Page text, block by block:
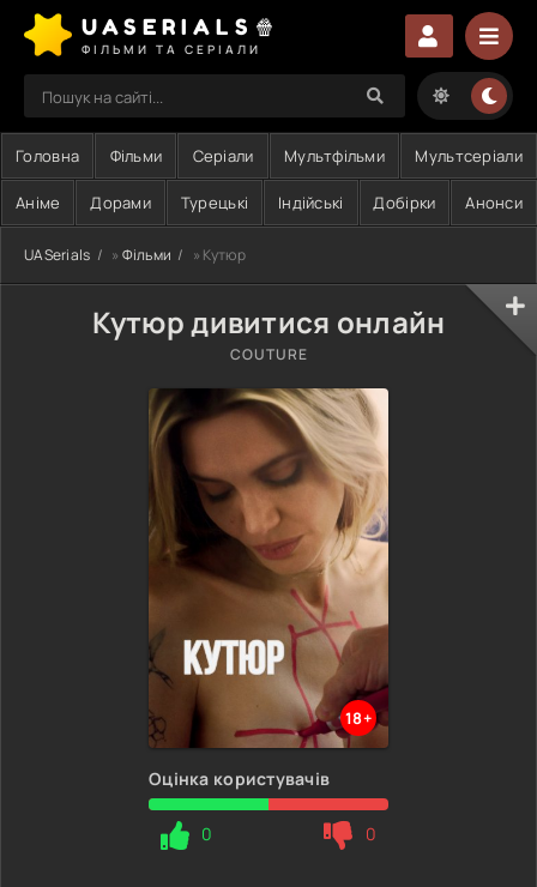
UASERIALS🍿
ФІЛЬМИ ТА СЕРІАЛИ
Головна Фільми Серіали Мультфільми Мультсеріали
Аніме Дорами Турецькі Індійські Добірки Анонси
UASerials » Фільми » Кутюр
Кутюр дивитися онлайн
COUTURE
18+
Оцінка користувачів
0 0